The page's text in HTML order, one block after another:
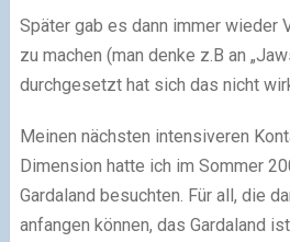
Später gab es dann immer wieder
zu machen (man denke z.B an
durchgesetzt hat sich das nicht
Meinen nächsten intensiveren
Dimension hatte ich im Sommer
Gardaland besuchten. Für all, die
anfangen können, das Gardaland